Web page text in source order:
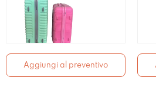
Aggiungi al preventivo